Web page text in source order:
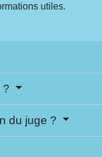
utiles.
?
du juge ?